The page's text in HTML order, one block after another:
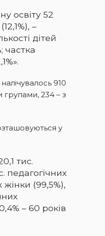
освіту 52
–
дітей
частка
910
групами, 234 – з
у
тис.
педагогічних
(99,5%),
– 60 років